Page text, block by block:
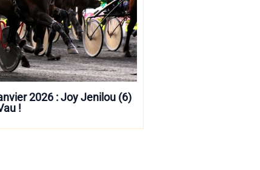
2026 : Joy Jenilou (6)
!